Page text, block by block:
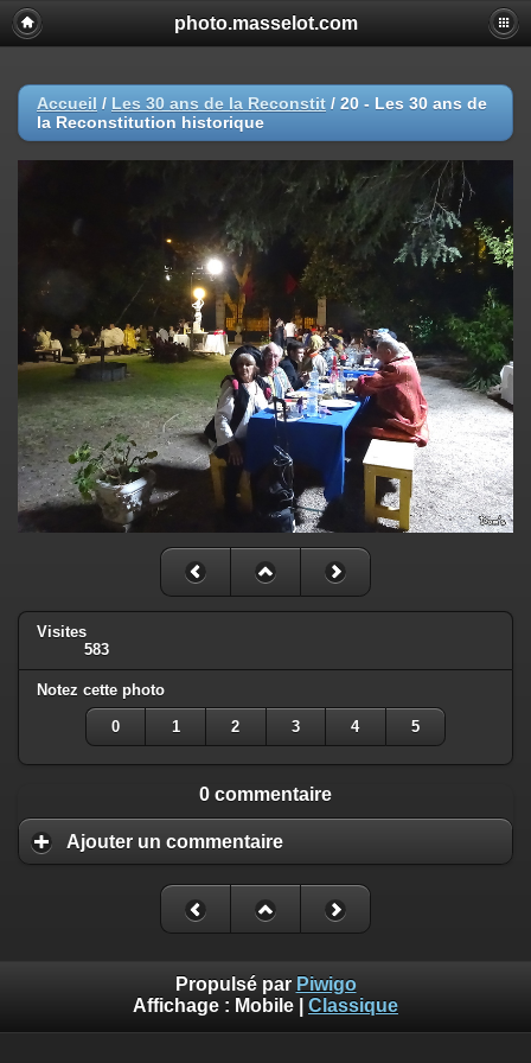
photo.masselot.com
Accueil / Les 30 ans de la Reconstit / 20 - Les 30 ans de
la Reconstitution historique
Visites
583
Notez cette photo
0 1 2 3 4 5
0 commentaire
Ajouter un commentaire
Propulsé par Piwigo
Affichage : Mobile Classique